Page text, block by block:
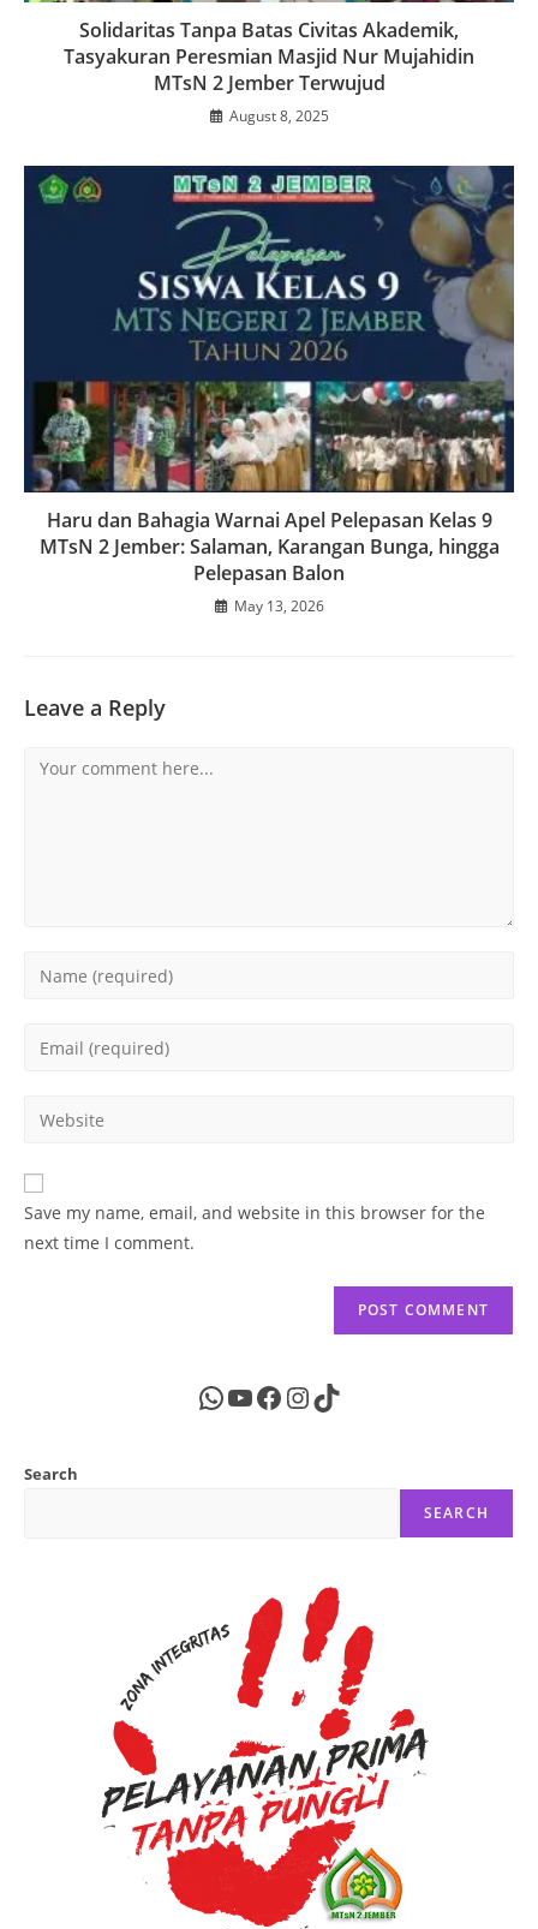
Solidaritas Tanpa Batas Civitas Akademik,
Tasyakuran Peresmian Masjid Nur Mujahidin
MTsN 2 Jember Terwujud
August 8, 2025
Haru dan Bahagia Warnai Apel Pelepasan Kelas 9
MTsN 2 Jember: Salaman, Karangan Bunga, hingga
Pelepasan Balon
May 13, 2026
Leave a Reply
Comment
Enter
Enter
address
comment
Enter
website
URL
(optional)
Save my name, email, and website in this browser for the
next time I comment.
WhatsApp
YouTube
Facebook
Instagram
TikTok
Search
SEARCH